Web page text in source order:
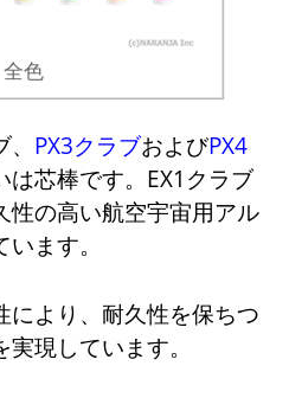
全色
PX3クラブおよびPX4
は芯棒です。EX1クラブ
性の高い航空宇宙用アル
ます。
により、耐久性を保ちつ
現しています。